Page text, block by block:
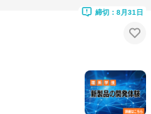
締切：8月31日